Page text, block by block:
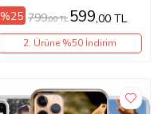
%25 799,00 TL 599,00 TL
2. Ürüne %50 İndirim